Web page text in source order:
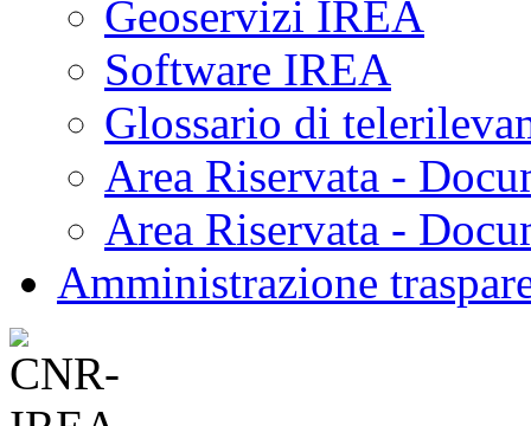
Geoservizi IREA
Software IREA
Glossario di
Area Riservata -
Area Riservata -
Amministrazione